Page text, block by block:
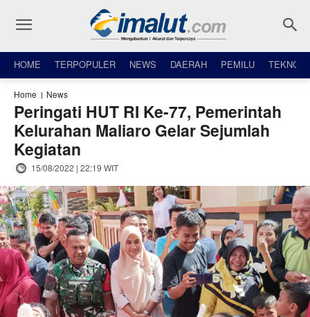
HOME TERPOPULER NEWS DAERAH PEMILU TEKNO
Home News
Peringati HUT RI Ke-77, Pemerintah
Kelurahan Maliaro Gelar Sejumlah
Kegiatan
15/08/2022 | 22:19 WIT